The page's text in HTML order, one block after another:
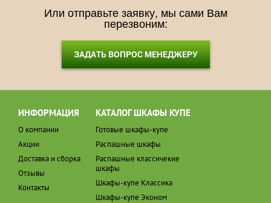
Или отправьте заявку, мы сами Вам
перезвоним:
ЗАДАТЬ ВОПРОС МЕНЕДЖЕРУ
ИНФОРМАЦИЯ
О компании
Акции
Доставка и сборка
Отзывы
Контакты
КАТАЛОГ ШКАФЫ КУПЕ
Готовые шкафы-купе
Распашные шкафы
Распашные классичекие
шкафы
Шкафы-купе Классика
Шкафы-купе Эконом